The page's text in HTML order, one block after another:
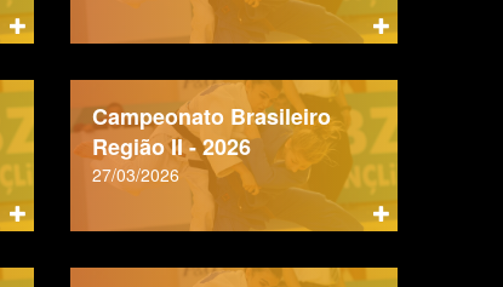
Campeonato Brasileiro
Região II - 2026
27/03/2026